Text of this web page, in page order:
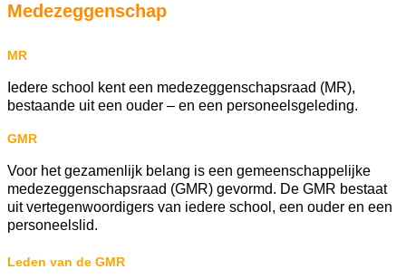
Medezeggenschap
MR
Iedere school kent een medezeggenschapsraad (MR),
bestaande uit een ouder – en een personeelsgeleding.
GMR
Voor het gezamenlijk belang is een gemeenschappelijke
medezeggenschapsraad (GMR) gevormd. De GMR bestaat
uit vertegenwoordigers van iedere school, een ouder en een
personeelslid.
Leden van de GMR